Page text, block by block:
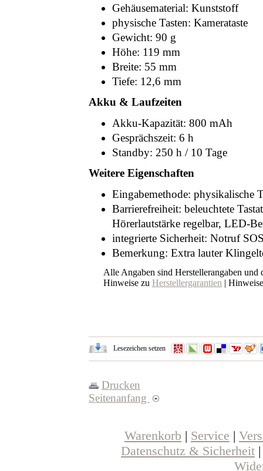
Gehäusematerial: Kunststoff
physische Tasten: Kamerataste
Gewicht: 90 g
Höhe: 119 mm
Breite: 55 mm
Tiefe: 12,6 mm
Akku & Laufzeiten
Akku-Kapazität: 800 mAh
Gesprächszeit: 6 h
Standby: 250 h / 10 Tage
Weitere Eigenschaften
Eingabemethode: physikalische
Barrierefreiheit: beleuchtete
Hörerlautstärke regelbar, LED-
integrierte Sicherheit: Notruf
Bemerkung: Extra lauter
Alle Angaben sind Herstellerangaben und
Hinweise zu Herstellergarantien |
Lesezeichen setzen
Drucken
Seitenanfang
Warenkorb | Service |
Datenschutz & Sicherheit